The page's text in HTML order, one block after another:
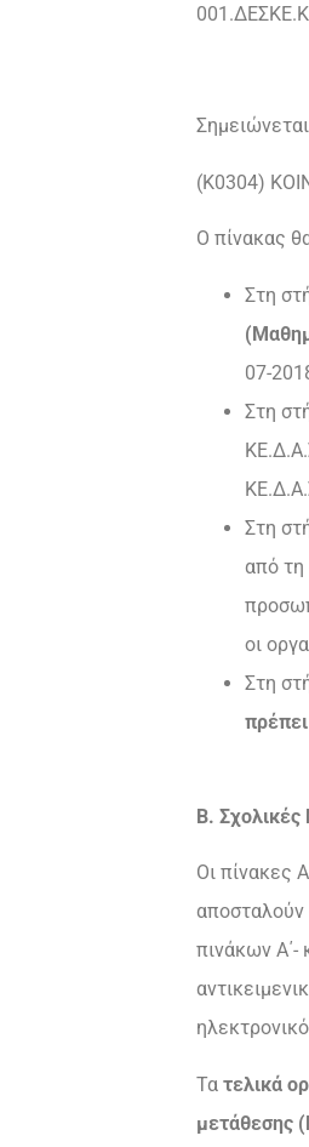
(Κ0304)
Ο πίνακας
Στη
07-
Στη
Στη
από τη
οι
Στη
Β. Σχολικές
Οι πίνακες
αποσταλούν
πινάκων
Τα τελικά
μετάθεσης